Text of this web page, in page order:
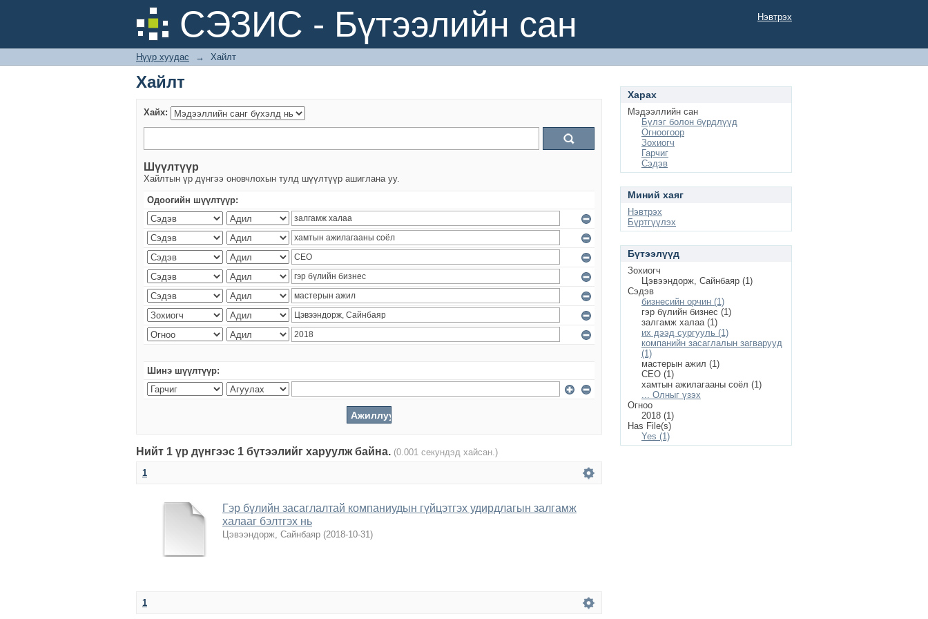
СЭЗИС - Бүтээлийн сан
Хайлт Нэвтрэх
Нүүр хуудас → Хайлт
Хайлт
Хайх:
Шүүлтүүр
Хайлтын үр дүнгээ оновчлохын тулд шүүлтүүр ашиглана уу.
Одоогийн шүүлтүүр:
Шинэ шүүлтүүр:
Нийт 1 үр дүнгээс 1 бүтээлийг харуулж байна. (0.001 секундэд хайсан.)
1
Гэр бүлийн засаглалтай компаниудын гүйцэтгэх удирдлагын залгамж
халааг бэлтгэх нь
Цэвээндорж, Сайнбаяр (2018-10-31)
1
Харах
Мэдээллийн сан
Бүлэг болон бүрдлүүд
Огноогоор
Зохиогч
Гарчиг
Сэдэв
Миний хаяг
Нэвтрэх
Бүртгүүлэх
Бүтээлүүд
Зохиогч
Цэвээндорж, Сайнбаяр (1)
Сэдэв
бизнесийн орчин (1)
гэр бүлийн бизнес (1)
залгамж халаа (1)
их дээд сургууль (1)
компанийн засаглалын загварууд
(1)
мастерын ажил (1)
СЕО (1)
хамтын ажилагааны соёл (1)
... Олныг үзэх
Огноо
2018 (1)
Has File(s)
Yes (1)